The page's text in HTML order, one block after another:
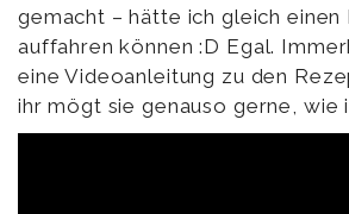
gemacht – hätte ich gleich
auffahren können :D Egal.
eine Videoanleitung zu den
ihr mögt sie genauso gerne, wie